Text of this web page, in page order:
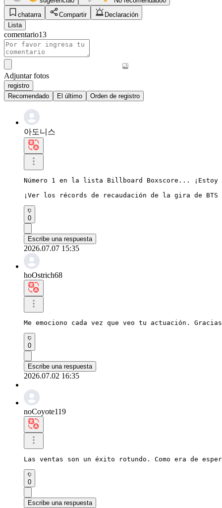
chatarra
Compartir
Declaración
Lista
comentario13
Adjuntar fotos
registro
Recomendado
El último Orden de registro
아도니스
Número 1 en la lista Billboard Boxscore... ¡Estoy
¡Ver los récords de recaudación de la gira de
0
Escribe una respuesta
2026.07.07 15:35
hoOstrich68
Me emociono cada vez que veo tu actuación.
0
Escribe una respuesta
2026.07.02 16:35
noCoyote119
Las ventas son un éxito rotundo. Como era de
0
Escribe una respuesta